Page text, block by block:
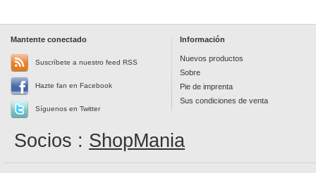
Mantente conectado
Suscríbete a nuestro feed RSS
Hazte fan en Facebook
Síguenos en Twitter
Información
Nuevos productos
Sobre
Pie de imprenta
Sus condiciones de venta
Socios : ShopMania